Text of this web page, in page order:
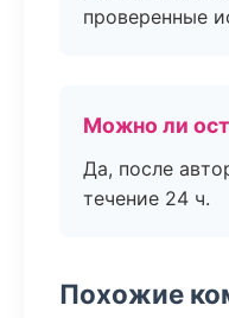
проверенные
Можно ли
Да, после
течение 24 ч.
Похожие